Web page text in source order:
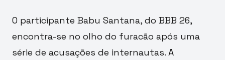
O participante Babu Santana, do BBB 26,
encontra-se no olho do furacão após uma
série de acusações de internautas. A